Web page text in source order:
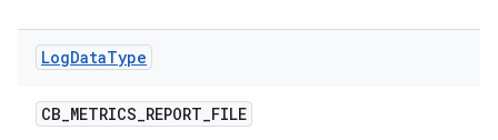
LogDataType
CB_METRICS_REPORT_FILE